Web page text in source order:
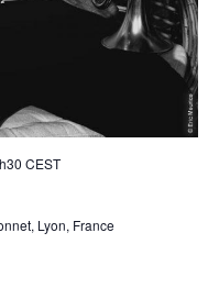
CEST
Lyon, France